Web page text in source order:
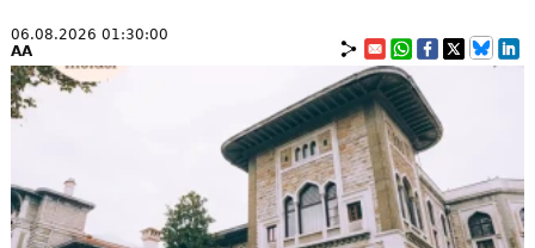
06.08.2026 01:30:00
AA